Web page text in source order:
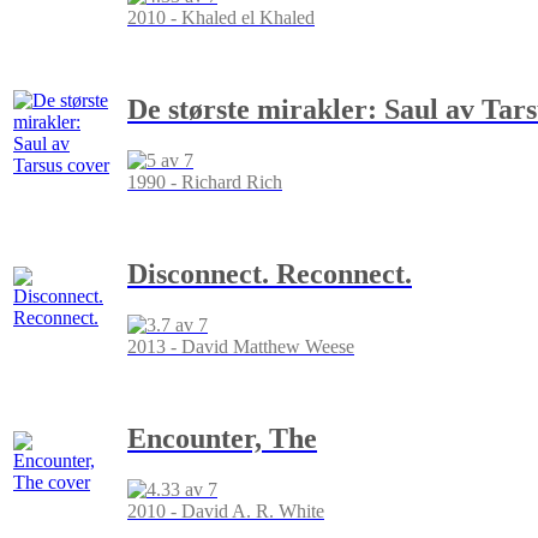
2010 - Khaled el Khaled
De største mirakler: Saul av
1990 - Richard Rich
Disconnect. Reconnect.
2013 - David Matthew Weese
Encounter, The
2010 - David A. R. White